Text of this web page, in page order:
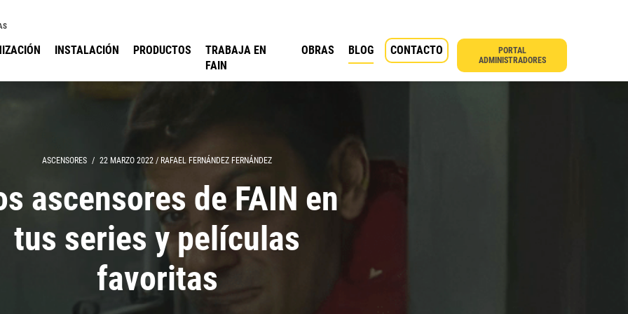
INSTALACIÓN PRODUCTOS
TRABAJA EN
FAIN
OBRAS BLOG CONTACTO
PORTAL
ADMINISTRADORES
ASCENSORES / 22 MARZO 2022 / RAFAEL FERNÁNDEZ FERNÁNDEZ
ascensores de FAIN en
tus series y películas
favoritas